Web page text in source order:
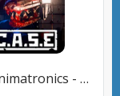
CASE: Animatronics - Ужасы